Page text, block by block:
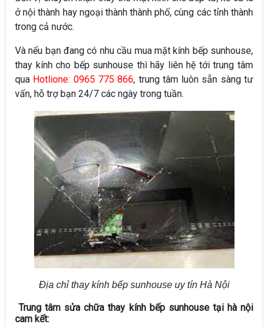
ở nội thành hay ngoại thành thành phố, cùng các tỉnh thành
trong cả nước.
Và nếu bạn đang có nhu cầu mua mặt kính bếp sunhouse,
thay kính cho bếp sunhouse thì hãy liên hệ tới trung tâm
qua Hotlione: 0965 775 866, trung tâm luôn sẵn sàng tư
vấn, hỗ trợ bạn 24/7 các ngày trong tuần.
Địa chỉ thay kính bếp sunhouse uy tín Hà Nội
Trung tâm sửa chữa thay kính bếp sunhouse tại hà nội
cam kết: